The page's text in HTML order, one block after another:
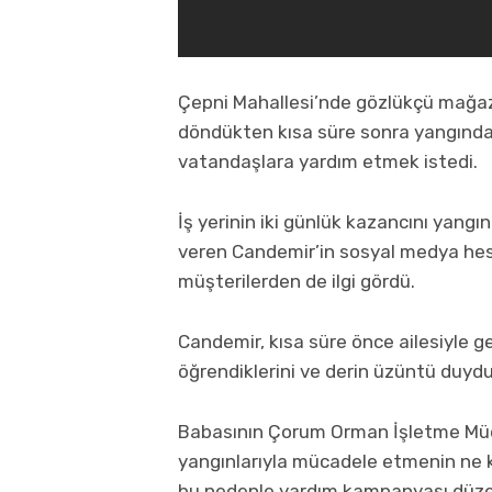
Çepni Mahallesi’nde gözlükçü
döndükten kısa süre sonra
vatandaşlara yardım etmek istedi.
İş yerinin iki günlük kazancını
veren Candemir’in sosyal medya
müşterilerden de ilgi gördü.
Candemir, kısa süre önce ailesiyle
öğrendiklerini ve derin üzüntü
Babasının Çorum Orman İşletme
yangınlarıyla mücadele etmenin